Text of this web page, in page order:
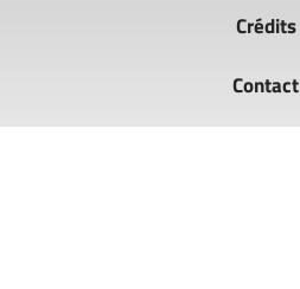
Crédits
Contact